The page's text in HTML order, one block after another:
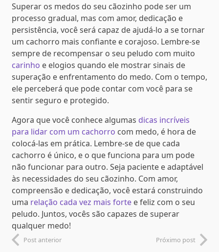
Superar os medos do seu cãozinho pode ser um
processo gradual, mas com amor, dedicação e
persistência, você será capaz de ajudá-lo a se tornar
um cachorro mais confiante e corajoso. Lembre-se
sempre de recompensar o seu peludo com muito
carinho e elogios quando ele mostrar sinais de
superação e enfrentamento do medo. Com o tempo,
ele perceberá que pode contar com você para se
sentir seguro e protegido.
Agora que você conhece algumas dicas incríveis
para lidar com um cachorro com medo, é hora de
colocá-las em prática. Lembre-se de que cada
cachorro é único, e o que funciona para um pode
não funcionar para outro. Seja paciente e adaptável
às necessidades do seu cãozinho. Com amor,
compreensão e dedicação, você estará construindo
uma relação cada vez mais forte e feliz com o seu
peludo. Juntos, vocês são capazes de superar
qualquer medo!
Post anterior Próximo post